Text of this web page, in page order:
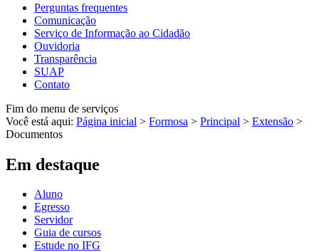
Perguntas frequentes
Comunicação
Serviço de Informação ao Cidadão
Ouvidoria
Transparência
SUAP
Contato
Fim do menu de serviços
Você está aqui: Página inicial > Formosa > Principal > Extensão >
Documentos
Em destaque
Aluno
Egresso
Servidor
Guia de cursos
Estude no IFG